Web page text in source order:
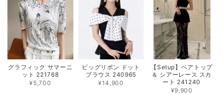
グラフィック サマーニ
ット 221768
¥5,700
ビッグリボン ドット
ブラウス 240965
¥14,900
【Setup】ベアトップ
＆ シアーレース スカ
ート 241240
¥9,900